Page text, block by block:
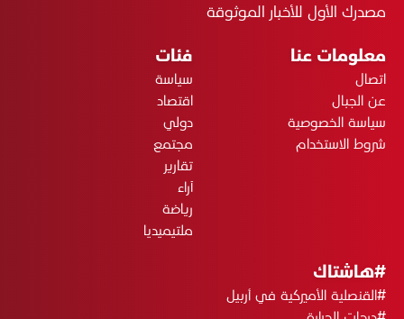
مصدرك الأول للأخبار الموثوقة
معلومات عنا
اتصال
عن الجبال
سياسة الخصوصية
شروط الاستخدام
فئات
سياسة
اقتصاد
دولي
مجتمع
تقارير
آراء
رياضة
ملتيميديا
#هاشتاك
#القنصلية الأميركية في أربيل